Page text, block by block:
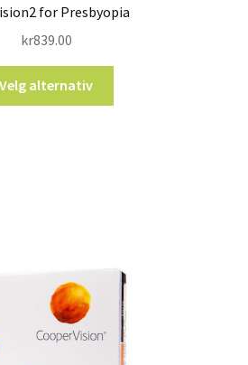
for Presbyopia
kr839.00
Velg alternativ